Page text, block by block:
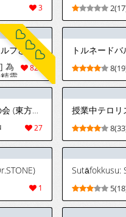
3
[ぎばちゃん]ボロボロのエルフさんを幸せにする薬売りさん | Boroboro no Elf-san o Shiawasenisuru Kusuri Uri-san
825
為
靈
的
体
制
药
[ベルの巣 (ベル助)] 賢者の会 (東方Project) [DL版]
27
|
授業中テロリ
1
Sutāfokkusu: